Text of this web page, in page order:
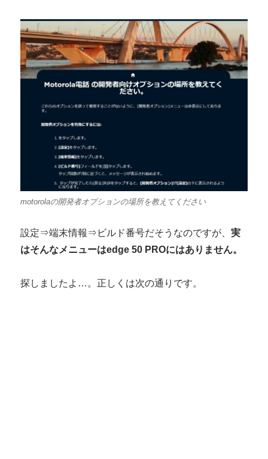
motorolaの開発者オプションの場所を教えてください
設定⇒端末情報⇒ビルド番号だそうなのですが、実
はそんなメニューはedge 50 PROにはありません。
探しましたよ…。正しくは次の通りです。